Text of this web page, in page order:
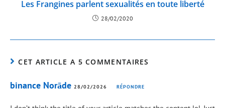
Les Frangines parlent sexualités en toute liberté
28/02/2020
CET ARTICLE A 5 COMMENTAIRES
binance Norāde 28/02/2026 RÉPONDRE